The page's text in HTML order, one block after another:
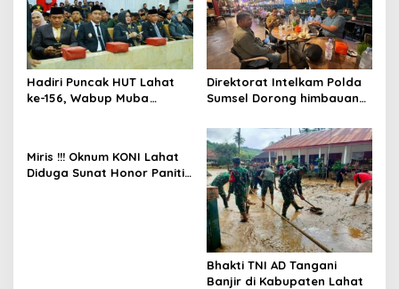
s
Hadiri Puncak HUT Lahat
ke-156, Wabup Muba
Direktorat Intelkam Polda
Sumsel Dorong himbauan
Damai Honorer
Miris !!! Oknum KONI Lahat
Diduga Sunat Honor Panitia
Bhakti TNI AD Tangani
Banjir di Kabupaten Lahat